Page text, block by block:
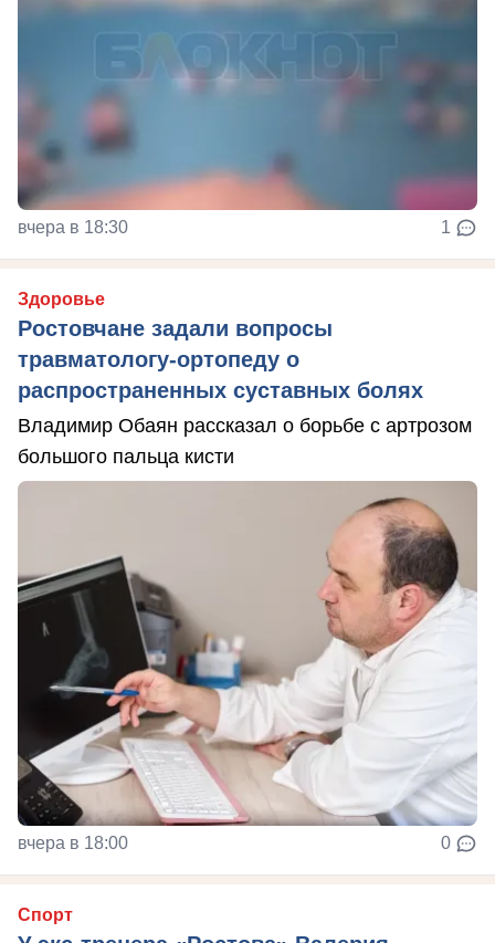
вчера в 18:30 1
Здоровье
Ростовчане задали вопросы
травматологу-ортопеду о
распространенных суставных болях
Владимир Обаян рассказал о борьбе с артрозом
большого пальца кисти
вчера в 18:00 0
Спорт